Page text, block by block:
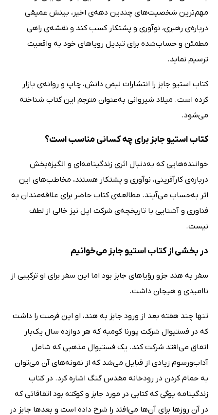
مهم‌ترین شخصیت‌های چندین دهه‌ی اخیر، بینش عمیقی
درباره‌ی رهبری، نوآوری و پشتکار کسب کند و نقشه‌ی راهی
مطمئن و حساب‌شده برای تبدیل رویاهای خود به واقعیت
ترسیم نماید.
کتاب استیو جابز را انتشارات نبض دانش، چاپ و روانه‌ی بازار
کرده است. میلاد شیروانی به‌عنوان مترجم این کتاب شناخته
می‌شود.
کتاب استیو جابز برای چه کسانی مناسب است؟
خواننده‌هایی که به‌دنبال اثری زندگینامه‌ای و انگیزه‌بخش
درباره‌ی کارآفرینی، نوآوری و پشتکار هستند، مخاطب‌های این
اثر به‌حساب می‌آیند. مطالعه‌ی کتاب حاضر برای علاقه‌مندان به
فناوری و آشنایی با تاریخچه‌ی شرکت اپل نیز خالی از لطف
نیست.
در بخشی از کتاب استیو جابز می‌خوانیم
سفر به هند جزو رؤیاهای جابز بود اما این سفر برای او ترکیبی از
ناامیدی و هیجان داشت.
تنها چند هفته بعد از ورود جابز به هند، او این فرصت را داشت
که در فستیوال شرکت پورنا کومبه که هر دوازده سال یک‌بار
اتفاق می‌افتد شرکت کند. یک فستیوال مذهبی که شامل
آداب‌ورسوم زیادی از قبایل می‌شد که از نمونه‌های آن می‌توان
به حمام کردن در رودخانه مقدس گنگ اشاره کرد. در کتاب
زندگینامه یوگی که کتابی در مورد جابز و کوکته بود اتفاقاتی که
در آن روزها برای آن‌ها می‌افتد را شرح داده است و بعد‌ها جابز در